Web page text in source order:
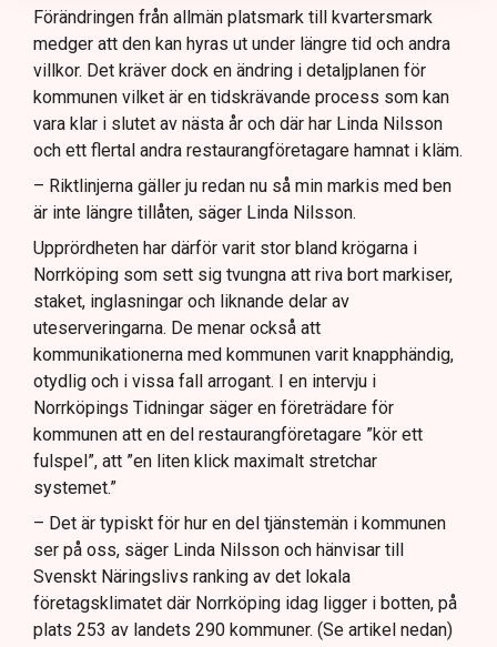
Förändringen från allmän platsmark till kvartersmark
medger att den kan hyras ut under längre tid och andra
villkor. Det kräver dock en ändring i detaljplanen för
kommunen vilket är en tidskrävande process som kan
vara klar i slutet av nästa år och där har Linda Nilsson
och ett flertal andra restaurangföretagare hamnat i kläm.
– Riktlinjerna gäller ju redan nu så min markis med ben
är inte längre tillåten, säger Linda Nilsson.
Upprördheten har därför varit stor bland krögarna i
Norrköping som sett sig tvungna att riva bort markiser,
staket, inglasningar och liknande delar av
uteserveringarna. De menar också att
kommunikationerna med kommunen varit knapphändig,
otydlig och i vissa fall arrogant. I en intervju i
Norrköpings Tidningar säger en företrädare för
kommunen att en del restaurangföretagare ”kör ett
fulspel”, att ”en liten klick maximalt stretchar
systemet.”
– Det är typiskt för hur en del tjänstemän i kommunen
ser på oss, säger Linda Nilsson och hänvisar till
Svenskt Näringslivs ranking av det lokala
företagsklimatet där Norrköping idag ligger i botten, på
plats 253 av landets 290 kommuner. (Se artikel nedan)